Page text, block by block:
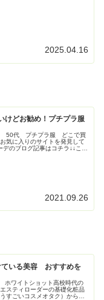
2025.04.16
けどお勧め！プチプラ服
50代 プチプラ服 どこで買
気に入りのサイトを発見して
デのブログ記事はコチラ↓↓この
2021.09.26
いる美容 おすすめを
ワイトショット高校時代の
スティローダーの基礎化粧品
すごいコスメオタク）からす